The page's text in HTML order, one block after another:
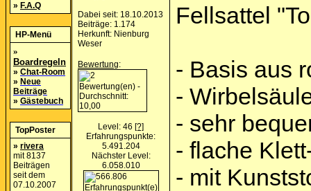
» F.A.Q
HP-Menü
»
Boardregeln
» Chat-Room
» Neue
Beiträge
» Gästebuch
TopPoster
» rivera
mit 8137
Beiträgen
seit dem
07.10.2007
Dabei seit: 18.10.2013
Beiträge: 1.174
Herkunft: Nienburg
Weser
Bewertung:
Level: 46 [?]
Erfahrungspunkte:
5.491.204
Nächster Level:
6.058.010
Fellsattel
- Basis aus
-
- sehr
- flache
- mit